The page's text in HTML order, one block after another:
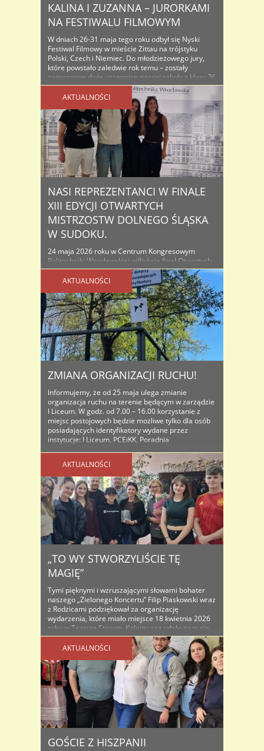
KALINA I ZUZANNA – JURORKAMI
NA FESTIWALU FILMOWYM
W dniach 26-31 maja tego roku odbył się Nyski
Festiwal Filmowy w mieście Zittau na trójstyku
Polski, Czech i Niemiec. Do młodzieżowego jury,
które powstało zaledwie rok temu – zostały
zaproszone dwie uczennice naszej szkoły z klasy 3f
– Kalina Jankowska i Zuzanna Mazur. Przez
intensywne trzy dni licealistki oglądały różne filmy
AKTUALNOŚCI
NASI REPREZENTANCI W FINALE
XIII EDYCJI OTWARTYCH
MISTRZOSTW DOLNEGO ŚLĄSKA
W SUDOKU.
24 maja 2026 roku w Centrum Kongresowym
Politechniki Wrocławskiej odbył się finał Otwartych
Mistrzostw Dolnego Śląska w Sudoku. Finał to
starcie najlepszych zawodników regionu – zarówno
pod względem szybkości, jak i precyzji
rozwiązywania zadań. To także okazja, by zobaczyć
na żywo, jak wygląda rywalizacja na najwyższym
poziomie w jednej z najbardziej wymagających
dyscyplin logicznych. W ..
AKTUALNOŚCI
ZMIANA ORGANIZACJI RUCHU!
Informujemy, że od 25 maja ulega zmianie
organizacja ruchu na terenie będącym w zarządzie
I Liceum. W godz. od 7.00 – 16.00 korzystanie z
miejsc postojowych będzie możliwe tylko dla osób
posiadających identyfikatory wydane przez
instytucje: I Liceum, PCEiKK, Poradnia
Placówek Specjalnych. Dostępne będą 2
wjazdy/wyjazdy na miejsca postojowe: od ..
AKTUALNOŚCI
„TO WY STWORZYLIŚCIE TĘ
MAGIĘ”
Tymi pięknymi i wzruszającymi słowami bohater
naszego „Zielonego Koncertu” Filip Piaskowski wraz
z Rodzicami podziękował za organizację
wydarzenia, które miało miejsce 18 kwietnia 2026
roku w Teatrze Starym. Kolejny raz udało nam się
wspólnymi siłami społeczności szkolnej, przyjaciół i
darczyńców – przygotować koncert, który jest
artystycznym wydarzeniem, ale przede wszystkim
przyświeca mu idea pomagania innym. ..
AKTUALNOŚCI
GOŚCIE Z HISZPANII